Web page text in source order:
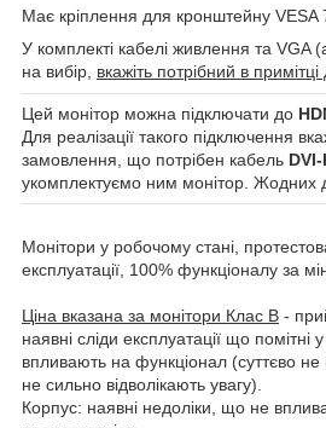
Має кріплення для кронштейну VESA
У комплекті кабелі живлення та VGA
на вибір, вкажіть потрібний в
Цей монітор можна підключати до
Для реалізації такого підключення
замовлення, що потрібен кабель
укомплектуємо ним монітор. Жодних
Монітори у робочому стані,
експлуатації, 100% функціоналу за
Ціна вказана за монітори Клас B -
наявні сліди експлуатації що помітні
впливають на функціонал (суттєво не
не сильно відволікають увагу).
Корпус: наявні недоліки, що не